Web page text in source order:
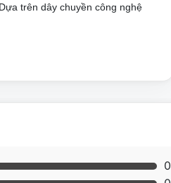
trên dây chuyền công nghệ
0